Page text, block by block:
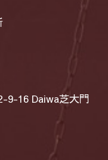
9-16 Daiwa芝大門